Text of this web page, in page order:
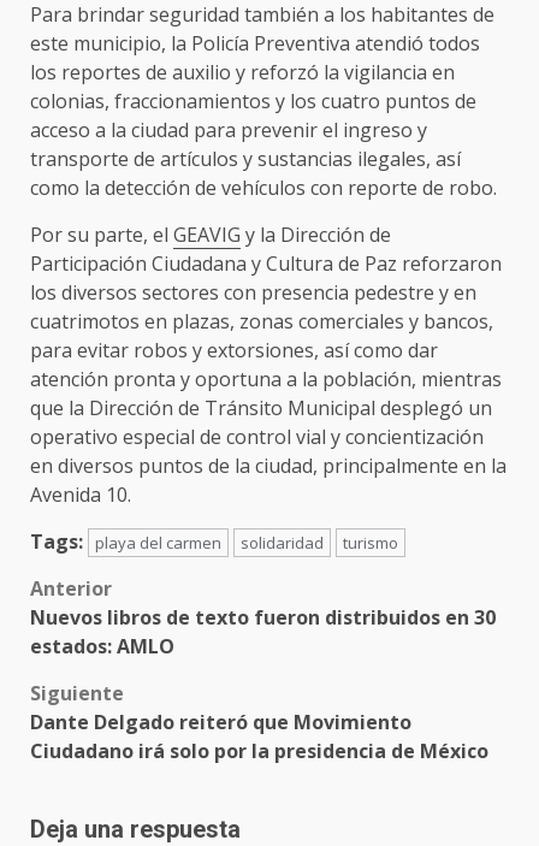
Para brindar seguridad también a los habitantes de
este municipio, la Policía Preventiva atendió todos
los reportes de auxilio y reforzó la vigilancia en
colonias, fraccionamientos y los cuatro puntos de
acceso a la ciudad para prevenir el ingreso y
transporte de artículos y sustancias ilegales, así
como la detección de vehículos con reporte de robo.
Por su parte, el GEAVIG y la Dirección de
Participación Ciudadana y Cultura de Paz reforzaron
los diversos sectores con presencia pedestre y en
cuatrimotos en plazas, zonas comerciales y bancos,
para evitar robos y extorsiones, así como dar
atención pronta y oportuna a la población, mientras
que la Dirección de Tránsito Municipal desplegó un
operativo especial de control vial y concientización
en diversos puntos de la ciudad, principalmente en la
Avenida 10.
Tags:
playa del carmen solidaridad turismo
Post
navigation
Anterior
Nuevos libros de texto fueron distribuidos en 30
estados: AMLO
Siguiente
Dante Delgado reiteró que Movimiento
Ciudadano irá solo por la presidencia de México
Deja una respuesta